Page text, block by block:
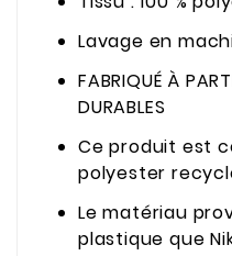
Lavage en
FABRIQUÉ À
DURABLES
Ce produit est
polyester
Le matériau
plastique que